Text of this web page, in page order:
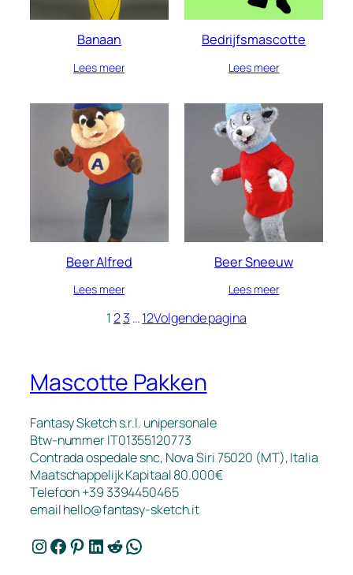
Banaan
Lees meer
Bedrijfsmascotte
Lees meer
Beer Alfred
Lees meer
Beer Sneeuw
Lees meer
123 …12Volgende pagina
Mascotte Pakken
Fantasy Sketch s.r.l. unipersonale
Btw-nummer IT01355120773
Contrada ospedale snc, Nova Siri 75020 (MT), Italia
Maatschappelijk Kapitaal 80.000€
Telefoon +39 3394450465
emailhello@fantasy-sketch.it
Instagram Facebook Pinterest LinkedIn Reddit WhatsApp